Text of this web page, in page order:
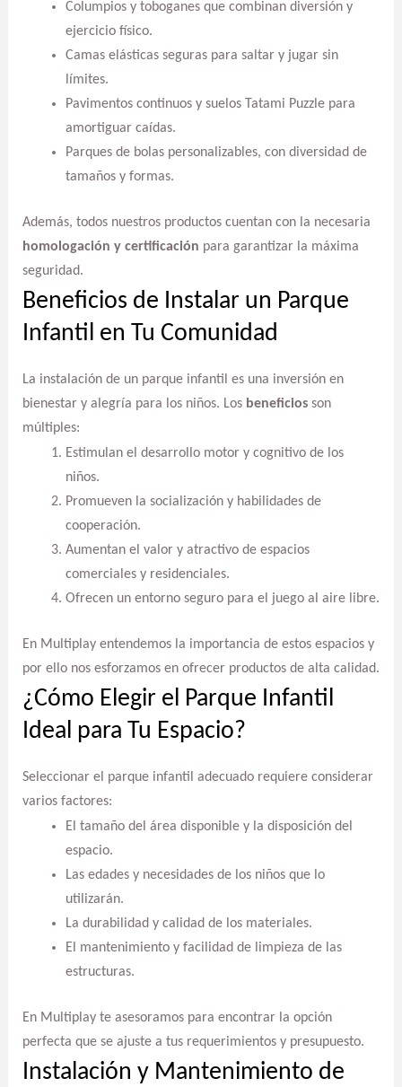
Columpios y toboganes que combinan diversión y
ejercicio físico.
Camas elásticas seguras para saltar y jugar sin
límites.
Pavimentos continuos y suelos Tatami Puzzle para
amortiguar caídas.
Parques de bolas personalizables, con diversidad de
tamaños y formas.
Además, todos nuestros productos cuentan con la necesaria
homologación y certificación para garantizar la máxima
seguridad.
Beneficios de Instalar un Parque
Infantil en Tu Comunidad
La instalación de un parque infantil es una inversión en
bienestar y alegría para los niños. Los beneficiosson
múltiples:
Estimulan el desarrollo motor y cognitivo de los
niños.
Promueven la socialización y habilidades de
cooperación.
Aumentan el valor y atractivo de espacios
comerciales y residenciales.
Ofrecen un entorno seguro para el juego al aire libre.
En Multiplay entendemos la importancia de estos espacios y
por ello nos esforzamos en ofrecer productos de alta calidad.
¿Cómo Elegir el Parque Infantil
Ideal para Tu Espacio?
Seleccionar el parque infantil adecuado requiere considerar
varios factores:
El tamaño del área disponible y la disposición del
espacio.
Las edades y necesidades de los niños que lo
utilizarán.
La durabilidad y calidad de los materiales.
El mantenimiento y facilidad de limpieza de las
estructuras.
En Multiplay te asesoramos para encontrar la opción
perfecta que se ajuste a tus requerimientos y presupuesto.
Instalación y Mantenimiento de